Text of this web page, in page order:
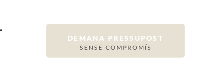
DEMANA PRESSUPOST
SENSE COMPROMÍS